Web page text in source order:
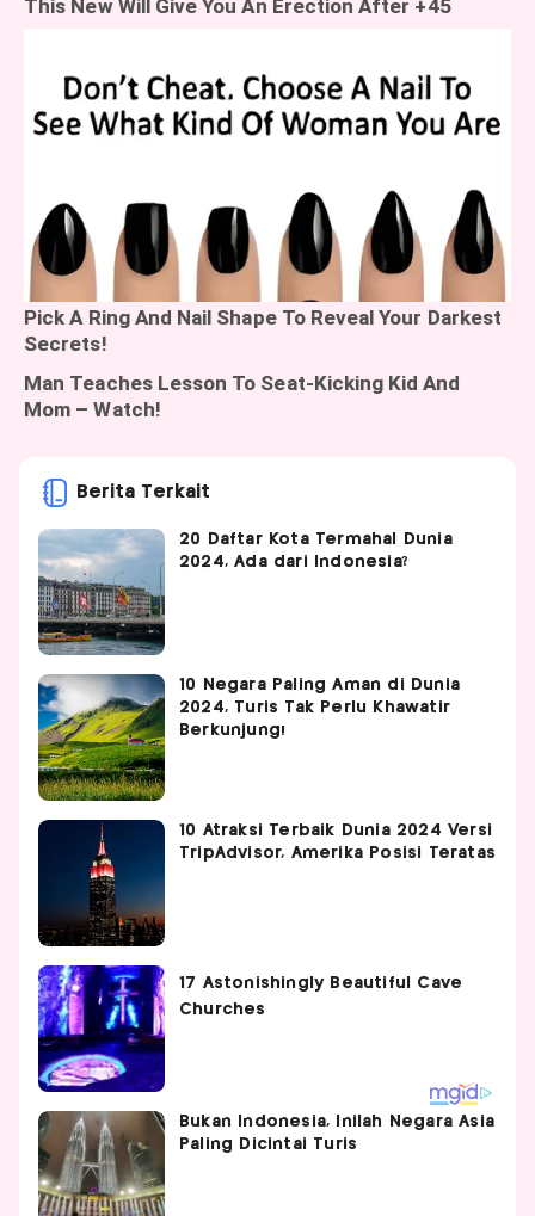
Berita Terkait
20 Daftar Kota Termahal Dunia
2024, Ada dari Indonesia?
10 Negara Paling Aman di Dunia
2024, Turis Tak Perlu Khawatir
Berkunjung!
10 Atraksi Terbaik Dunia 2024 Versi
TripAdvisor, Amerika Posisi Teratas
Bukan Indonesia, Inilah Negara Asia
Paling Dicintai Turis